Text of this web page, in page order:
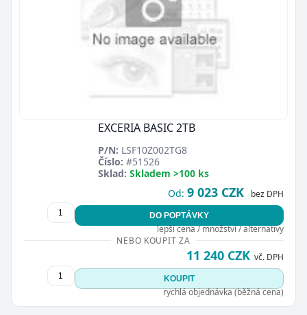
EXCERIA BASIC 2TB
P/N: LSF10Z002TG8
Číslo: #51526
Sklad: Skladem >100 ks
Od: 9 023 CZK bez DPH
DO POPTÁVKY
lepší cena / množství / alternativy
NEBO KOUPIT ZA
11 240 CZK vč. DPH
KOUPIT
rychlá objednávka (běžná cena)